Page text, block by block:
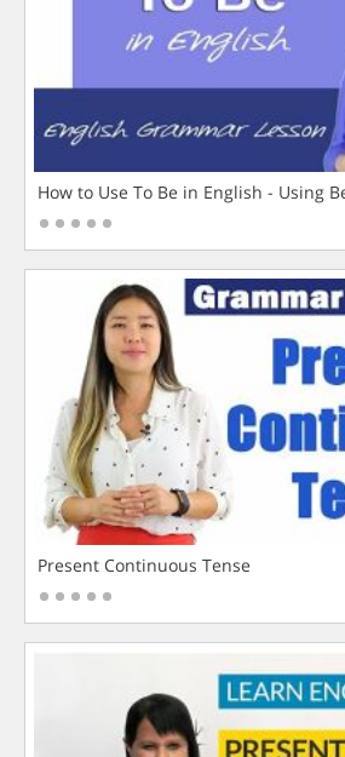
How to Use To Be in English - Using
Present Continuous Tense